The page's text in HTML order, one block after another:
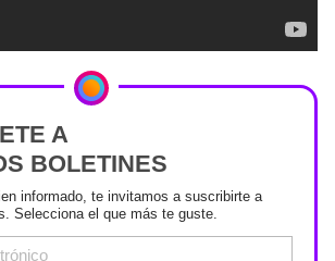
A
BOLETINES
informado, te invitamos a suscribirte a
Selecciona el que más te guste.